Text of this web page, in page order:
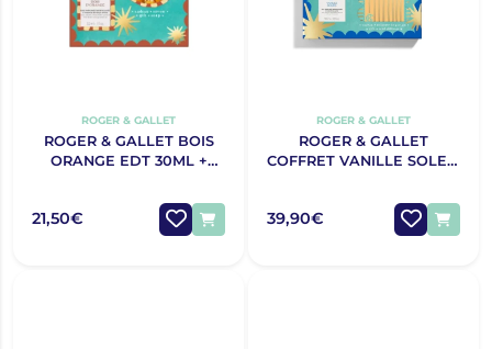
ROGER & GALLET
ROGER & GALLET BOIS
ORANGE EDT 30ML +
21,50€
ROGER & GALLET
ROGER & GALLET
COFFRET VANILLE SOLEIL
+ DIFUSOR NATAL 2025
39,90€